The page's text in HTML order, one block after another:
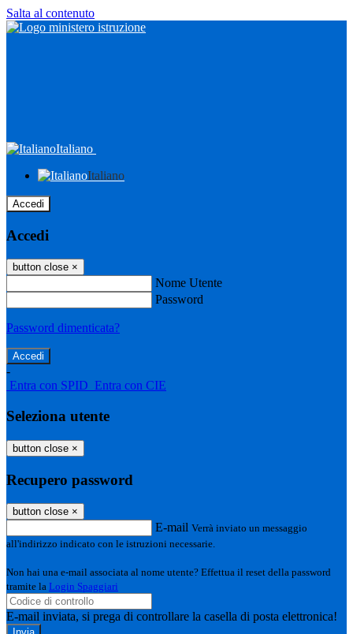
Salta al contenuto
Italiano
Italiano
Accedi
Accedi
button close ×
Nome Utente
Password
Password dimenticata?
-
Entra con SPID Entra con CIE
Seleziona utente
button close ×
Recupero password
button close ×
E-mail Verrà inviato un messaggio
all'indirizzo indicato con le istruzioni necessarie.
Non hai una e-mail associata al nome utente? Effettua il reset della password
tramite la Login Spaggiari
E-mail inviata, si prega di controllare la casella di posta elettronica!